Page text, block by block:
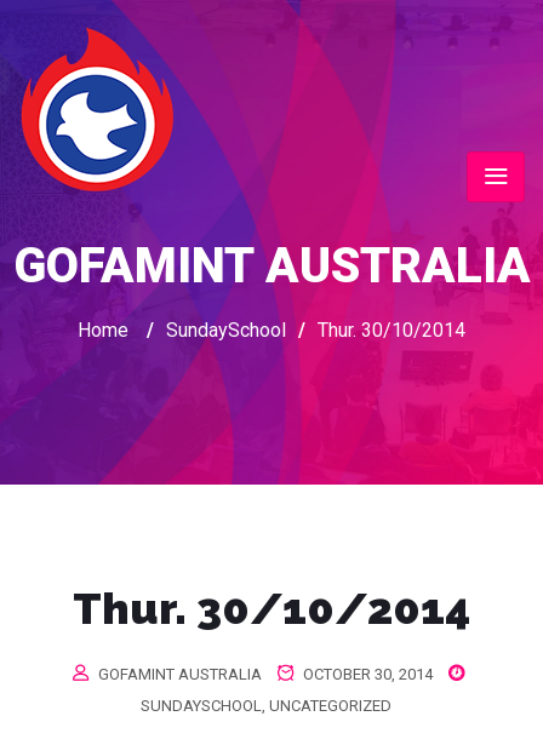
GOFAMINT AUSTRALIA
Home / SundaySchool / Thur. 30/10/2014
Thur. 30/10/2014
GOFAMINT AUSTRALIA
OCTOBER 30, 2014
SUNDAYSCHOOL, UNCATEGORIZED